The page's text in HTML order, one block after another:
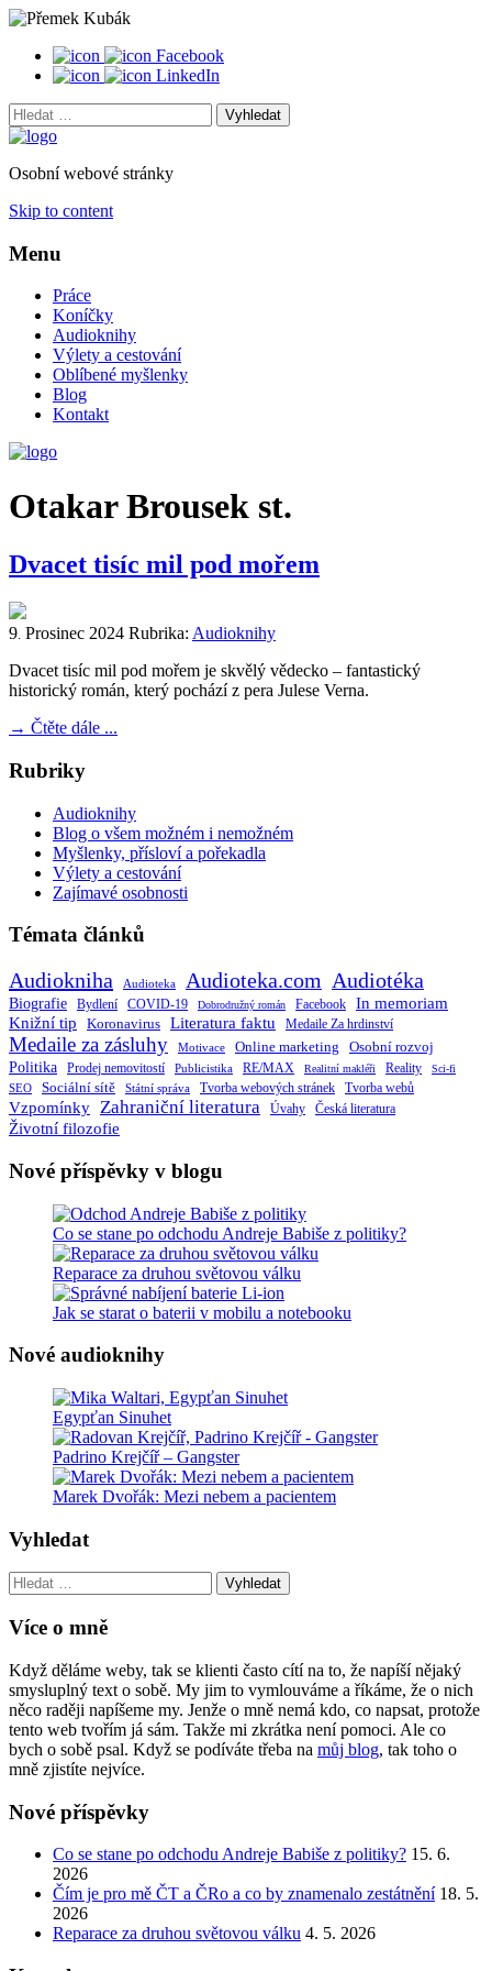
Facebook
LinkedIn
Vyhledat:
Osobní webové stránky
Skip to content
Menu
Práce
Koníčky
Audioknihy
Výlety a cestování
Oblíbené myšlenky
Blog
Kontakt
Otakar Brousek st.
Dvacet tisíc mil pod mořem
9. Prosinec 2024 Rubrika: Audioknihy
Dvacet tisíc mil pod mořem je skvělý vědecko – fantastický
historický román, který pochází z pera Julese Verna.
→ Čtěte dále ...
Rubriky
Audioknihy
Blog o všem možném i nemožném
Myšlenky, přísloví a pořekadla
Výlety a cestování
Zajímavé osobnosti
Témata článků
Audiokniha Audioteka Audioteka.com Audiotéka
Biografie Bydlení COVID-19 Dobrodružný román Facebook In memoriam
Knižní tip Koronavirus Literatura faktu Medaile Za hrdinství
Medaile za zásluhy Motivace Online marketing Osobní rozvoj
Politika Prodej nemovitostí Publicistika RE/MAX Realitní makléři Reality Sci-fi
SEO Sociální sítě Státní správa Tvorba webových stránek Tvorba webů
Vzpomínky Zahraniční literatura Úvahy Česká literatura
Životní filozofie
Nové příspěvky v blogu
Co se stane po odchodu Andreje Babiše z politiky?
Reparace za druhou světovou válku
Jak se starat o baterii v mobilu a notebooku
Nové audioknihy
Egypťan Sinuhet
Padrino Krejčíř – Gangster
Marek Dvořák: Mezi nebem a pacientem
Vyhledat
Vyhledat:
Více o mně
Když děláme weby, tak se klienti často cítí na to, že napíší nějaký
smysluplný text o sobě. My jim to vymlouváme a říkáme, že o nich
něco raději napíšeme my. Jenže o mně nemá kdo, co napsat, protože
tento web tvořím já sám. Takže mi zkrátka není pomoci. Ale co
bych o sobě psal. Když se podíváte třeba na můj blog, tak toho o
mně zjistíte nejvíce.
Nové příspěvky
Co se stane po odchodu Andreje Babiše z politiky? 15. 6.
2026
Čím je pro mě ČT a ČRo a co by znamenalo zestátnění 18. 5.
2026
Reparace za druhou světovou válku 4. 5. 2026